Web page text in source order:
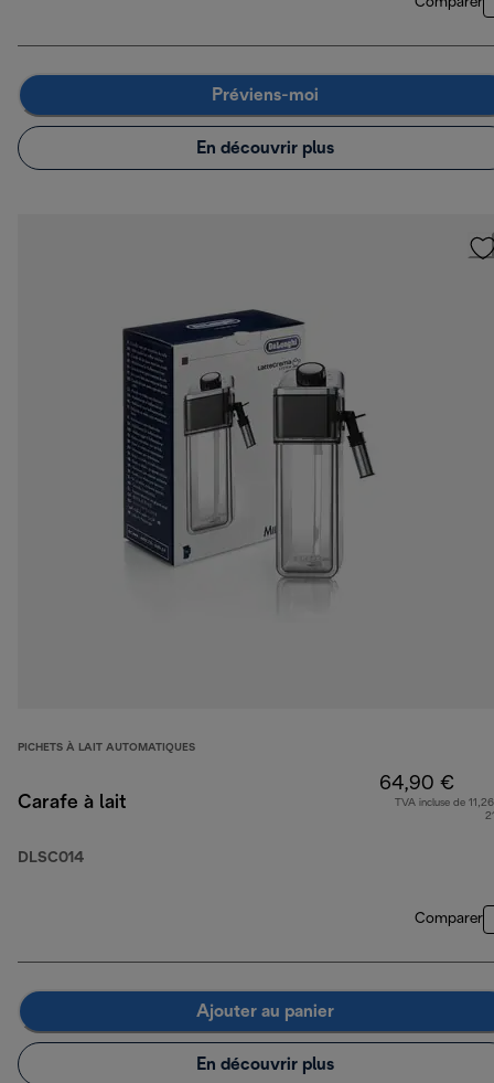
Comparer
Préviens-moi
En découvrir plus
PICHETS À LAIT AUTOMATIQUES
Carafe à lait
DLSC014
64,90 €
TVA incluse de
Comparer
Ajouter au panier
En découvrir plus